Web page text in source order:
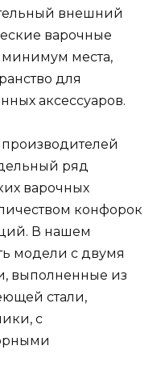
внешний
варочные
минимум места,
для
аксессуаров.
ряд
варочных
конфорок
В нашем
модели с двумя
выполненные из
стали,
с